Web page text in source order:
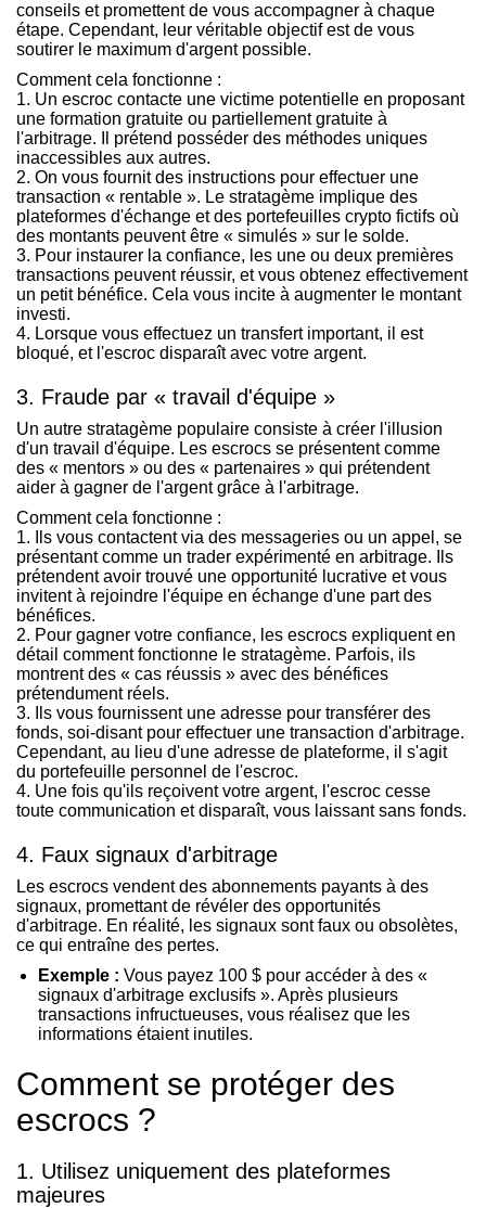
conseils et promettent de vous accompagner à chaque
étape. Cependant, leur véritable objectif est de vous
soutirer le maximum d'argent possible.
Comment cela fonctionne :
1. Un escroc contacte une victime potentielle en proposant
une formation gratuite ou partiellement gratuite à
l'arbitrage. Il prétend posséder des méthodes uniques
inaccessibles aux autres.
2. On vous fournit des instructions pour effectuer une
transaction « rentable ». Le stratagème implique des
plateformes d'échange et des portefeuilles crypto fictifs où
des montants peuvent être « simulés » sur le solde.
3. Pour instaurer la confiance, les une ou deux premières
transactions peuvent réussir, et vous obtenez effectivement
un petit bénéfice. Cela vous incite à augmenter le montant
investi.
4. Lorsque vous effectuez un transfert important, il est
bloqué, et l'escroc disparaît avec votre argent.
3. Fraude par « travail d'équipe »
Un autre stratagème populaire consiste à créer l'illusion
d'un travail d'équipe. Les escrocs se présentent comme
des « mentors » ou des « partenaires » qui prétendent
aider à gagner de l'argent grâce à l'arbitrage.
Comment cela fonctionne :
1. Ils vous contactent via des messageries ou un appel, se
présentant comme un trader expérimenté en arbitrage. Ils
prétendent avoir trouvé une opportunité lucrative et vous
invitent à rejoindre l'équipe en échange d'une part des
bénéfices.
2. Pour gagner votre confiance, les escrocs expliquent en
détail comment fonctionne le stratagème. Parfois, ils
montrent des « cas réussis » avec des bénéfices
prétendument réels.
3. Ils vous fournissent une adresse pour transférer des
fonds, soi-disant pour effectuer une transaction d'arbitrage.
Cependant, au lieu d'une adresse de plateforme, il s'agit
du portefeuille personnel de l'escroc.
4. Une fois qu'ils reçoivent votre argent, l'escroc cesse
toute communication et disparaît, vous laissant sans fonds.
4. Faux signaux d'arbitrage
Les escrocs vendent des abonnements payants à des
signaux, promettant de révéler des opportunités
d'arbitrage. En réalité, les signaux sont faux ou obsolètes,
ce qui entraîne des pertes.
Exemple : Vous payez 100 $ pour accéder à des «
signaux d'arbitrage exclusifs ». Après plusieurs
transactions infructueuses, vous réalisez que les
informations étaient inutiles.
Comment se protéger des
escrocs ?
1. Utilisez uniquement des plateformes
majeures